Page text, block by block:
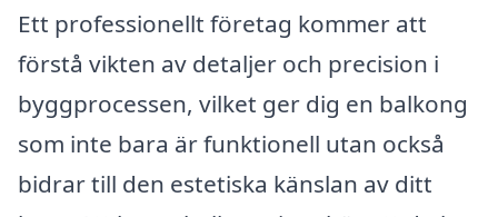
Ett professionellt företag kommer att
förstå vikten av detaljer och precision i
byggprocessen, vilket ger dig en balkong
som inte bara är funktionell utan också
bidrar till den estetiska känslan av ditt